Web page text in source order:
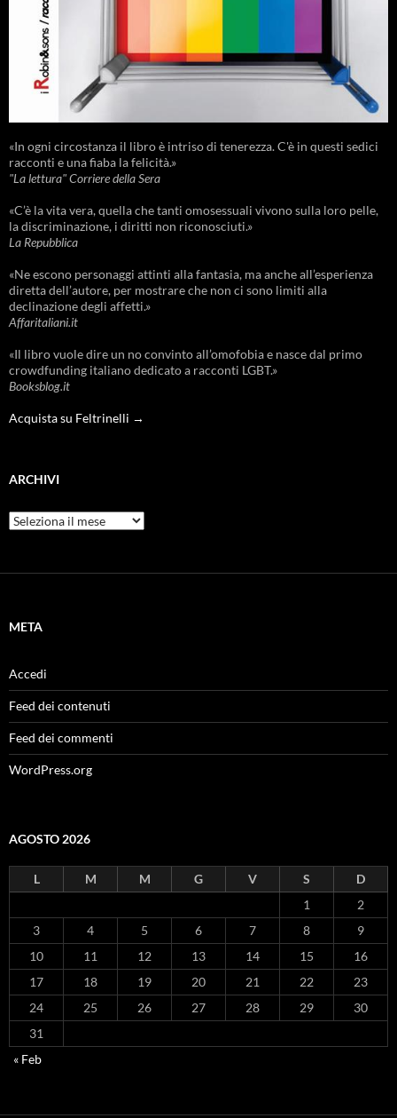
«In ogni circostanza il libro è intriso di tenerezza. C'è in questi sedici
racconti e una fiaba la felicità.»
"La lettura" Corriere della Sera
«C’è la vita vera, quella che tanti omosessuali vivono sulla loro pelle,
la discriminazione, i diritti non riconosciuti.»
La Repubblica
«Ne escono personaggi attinti alla fantasia, ma anche all’esperienza
diretta dell’autore, per mostrare che non ci sono limiti alla
declinazione degli affetti.»
Affaritaliani.it
«Il libro vuole dire un no convinto all’omofobia e nasce dal primo
crowdfunding italiano dedicato a racconti LGBT.»
Booksblog.it
Acquista su Feltrinelli →
ARCHIVI
Archivi
META
Accedi
Feed dei contenuti
Feed dei commenti
WordPress.org
AGOSTO 2026
L M M G V S
D
1
2
3
4 5 6 7 8
9
10
11 12 13 14 15
16
17
18 19 20 21 22
23
24
25 26 27 28 29
30
31
« Feb